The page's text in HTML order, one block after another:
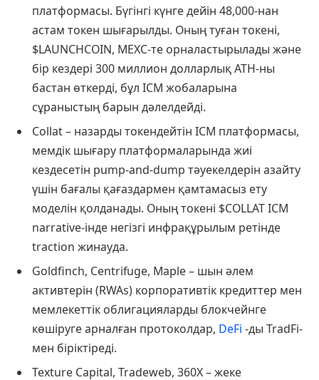
платформасы. Бүгінгі күнге дейін 48,000-нан
астам токен шығарылды. Оның туған токені,
$LAUNCHCOIN, MEXC-те орналастырылады және
бір кездері 300 миллион долларлық ATH-ны
бастан өткерді, бұл ICM жобаларына
сұраныстың барын дәлелдейді.
Collat – назарды токендейтін ICM платформасы,
мемдік шығару платформаларында жиі
кездесетін pump-and-dump тәуекелдерін азайту
үшін бағалы қағаздармен қамтамасыз ету
моделін қолданады. Оның токені $COLLAT ICM
narrative-інде негізгі инфрақұрылым ретінде
traction жинауда.
Goldfinch, Centrifuge, Maple – шын әлем
активтерін (RWAs) корпоративтік кредиттер мен
мемлекеттік облигацияларды блокчейнге
көшіруге арналған протоколдар, DeFi -ды TradFi-
мен біріктіреді.
Texture Capital, Tradeweb, 360X – жеке